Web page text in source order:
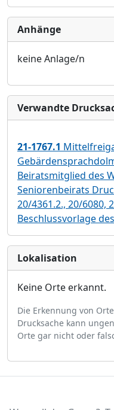
Anhänge
keine Anlage/n
Verwandte
21-1767.1
Beiratsmitglied des
Seniorenbeirats
20/4361.2., 20/6080,
Beschlussvorlage
Lokalisation
Keine Orte erkannt.
Die Erkennung von
Drucksache kann
Orte gar nicht oder